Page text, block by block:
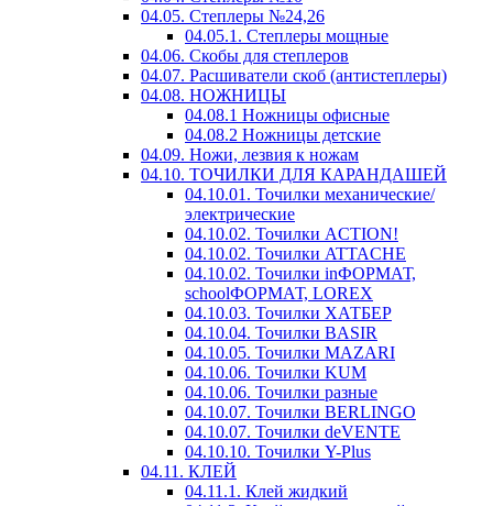
04.05. Степлеры №24,26
04.05.1. Степлеры мощные
04.06. Скобы для степлеров
04.07. Расшиватели скоб (антистеплеры)
04.08. НОЖНИЦЫ
04.08.1 Ножницы офисные
04.08.2 Ножницы детские
04.09. Ножи, лезвия к ножам
04.10. ТОЧИЛКИ ДЛЯ КАРАНДАШЕЙ
04.10.01. Точилки механические/
электрические
04.10.02. Точилки ACTION!
04.10.02. Точилки ATTACHE
04.10.02. Точилки inФОРМАТ,
schoolФОРМАТ, LOREX
04.10.03. Точилки ХАТБЕР
04.10.04. Точилки BASIR
04.10.05. Точилки MAZARI
04.10.06. Точилки KUM
04.10.06. Точилки разные
04.10.07. Точилки BERLINGO
04.10.07. Точилки deVENTE
04.10.10. Точилки Y-Plus
04.11. КЛЕЙ
04.11.1. Клей жидкий